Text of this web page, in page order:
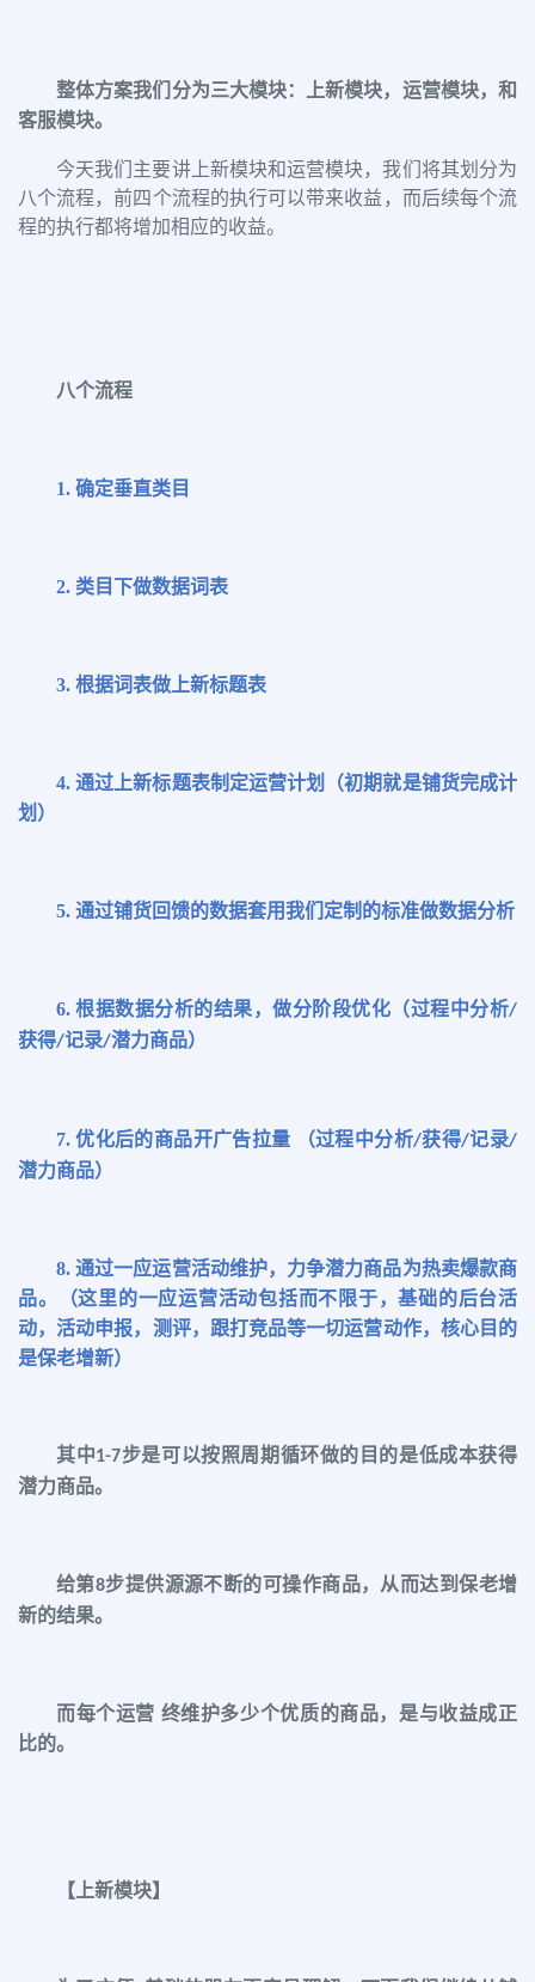
整体方案我们分为三大模块：上新模块，运营模块，和
客服模块。
今天我们主要讲上新模块和运营模块，我们将其划分为
八个流程，前四个流程的执行可以带来收益，而后续每个流
程的执行都将增加相应的收益。
八个流程
1. 确定垂直类目
2. 类目下做数据词表
3. 根据词表做上新标题表
4.通过上新标题表制定运营计划（初期就是铺货完成计
划）
5. 通过铺货回馈的数据套用我们定制的标准做数据分析
6.根据数据分析的结果，做分阶段优化（过程中分析/
获得/记录/潜力商品）
7.优化后的商品开广告拉量 （过程中分析/获得/记录/
潜力商品）
8.通过一应运营活动维护，力争潜力商品为热卖爆款商
品。（这里的一应运营活动包括而不限于，基础的后台活
动，活动申报，测评，跟打竞品等一切运营动作，核心目的
是保老增新）
其中1-7步是可以按照周期循环做的目的是低成本获得
潜力商品。
给第8步提供源源不断的可操作商品，从而达到保老增
新的结果。
而每个运营 终维护多少个优质的商品，是与收益成正
比的。
【上新模块】